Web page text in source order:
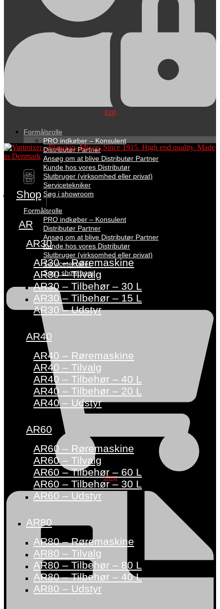
B2B
Formålsrolle
PRO indkøber – Konsulent
Distributør Partner
Ansøg om at blive Distributør Partner
Kunde hos vores Distributør
Slutbruger (virksomhed eller privat)
Servicetekniker
Søg i showroom
Formålsrolle
PRO indkøber – Konsulent
Distributør Partner
Ansøg om at blive Distributør Partner
Kunde hos vores Distributør
Slutbruger (virksomhed eller privat)
Servicetekniker
Søg i showroom
Shop
DK
EN
Shop
AR
AR30
AR30 – Røremaskine
AR30 – Tilvalg
AR30 – Tilbehør – 30 L
AR30 – Tilbehør – 15 L
AR30 – Udstyr
AR40
AR40 – Røremaskine
AR40 – Tilvalg
AR40 – Tilbehør – 40 L
AR40 – Tilbehør – 20 L
AR40 – Udstyr
AR60
AR60 – Røremaskine
AR60 – Tilvalg
AR60 – Tilbehør – 60 L
AR60 – Tilbehør – 30 L
AR60 – Udstyr
AR80
AR80 – Røremaskine
AR80 – Tilvalg
AR80 – Tilbehør – 80 L
AR80 – Tilbehør – 40 L
AR80 – Udstyr